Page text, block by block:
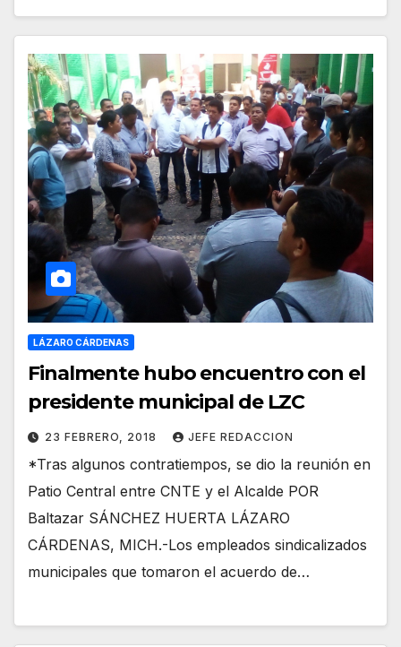
LÁZARO CÁRDENAS
Finalmente hubo encuentro con el
presidente municipal de LZC
23 FEBRERO, 2018 JEFE REDACCION
*Tras algunos contratiempos, se dio la reunión en
Patio Central entre CNTE y el Alcalde POR
Baltazar SÁNCHEZ HUERTA LÁZARO
CÁRDENAS, MICH.-Los empleados sindicalizados
municipales que tomaron el acuerdo de…